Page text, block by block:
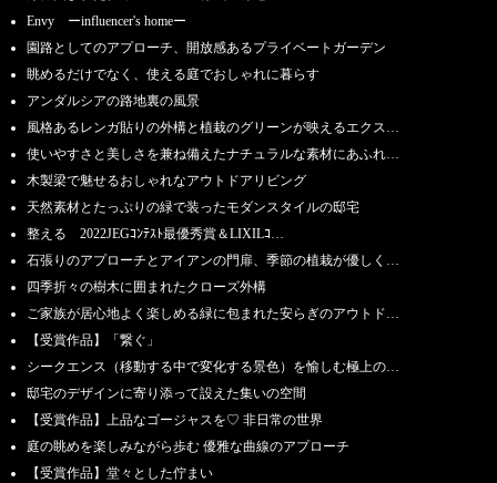
Envy ーinfluencer's homeー
園路としてのアプローチ、開放感あるプライベートガーデン
眺めるだけでなく、使える庭でおしゃれに暮らす
アンダルシアの路地裏の風景
風格あるレンガ貼りの外構と植栽のグリーンが映えるエクス…
使いやすさと美しさを兼ね備えたナチュラルな素材にあふれ…
木製梁で魅せるおしゃれなアウトドアリビング
天然素材とたっぷりの緑で装ったモダンスタイルの邸宅
整える 2022JEGｺﾝﾃｽﾄ最優秀賞＆LIXILｺ…
石張りのアプローチとアイアンの門扉、季節の植栽が優しく…
四季折々の樹木に囲まれたクローズ外構
ご家族が居心地よく楽しめる緑に包まれた安らぎのアウトド…
【受賞作品】「繋ぐ」
シークエンス（移動する中で変化する景色）を愉しむ極上の…
邸宅のデザインに寄り添って設えた集いの空間
【受賞作品】上品なゴージャスを♡ 非日常の世界
庭の眺めを楽しみながら歩む 優雅な曲線のアプローチ
【受賞作品】堂々とした佇まい